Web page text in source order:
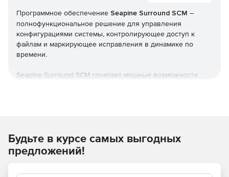
Программное обеспечение Seapine Surround SCM –
полнофункциональное решение для управления
конфигурациями системы, контролирующее доступ к
файлам и маркирующее исправления в динамике по
времени.
Seapine Surround SCM сочетает мощные возможности
цифровых ресурсов в процессе маркировки исправлений
и регулирует изменения в различных версиях
разрабатываемого продукта.
Будьте в курсе самых выгодных
предложений!